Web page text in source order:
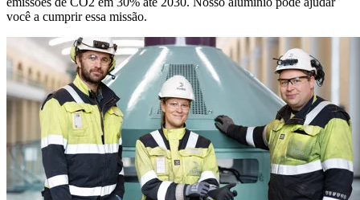
você a cumprir essa missão.